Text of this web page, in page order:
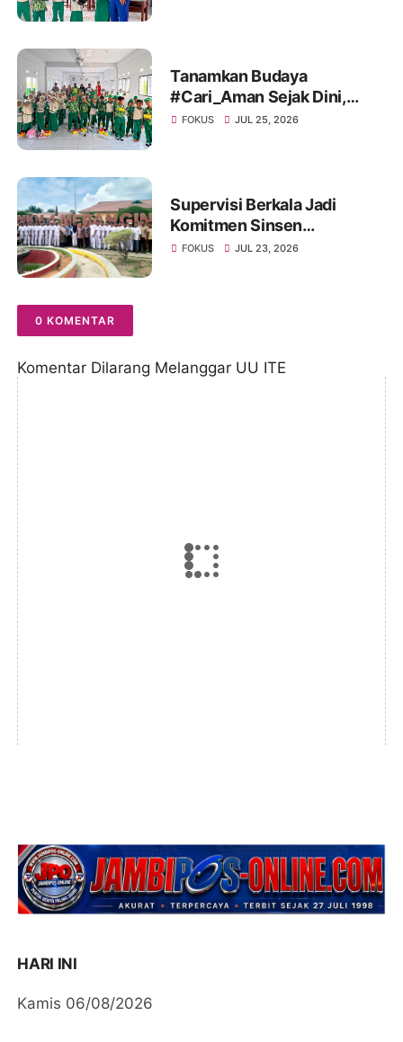
Tanamkan Budaya
#Cari_Aman Sejak Dini,
Sinsen Bagikan Helm di Hari
FOKUS JUL 25, 2026
Supervisi Berkala Jadi
Komitmen Sinsen
Tingkatkan Mutu SMK
FOKUS JUL 23, 2026
0 KOMENTAR
Komentar Dilarang Melanggar UU ITE
HARI INI
Kamis 06/08/2026